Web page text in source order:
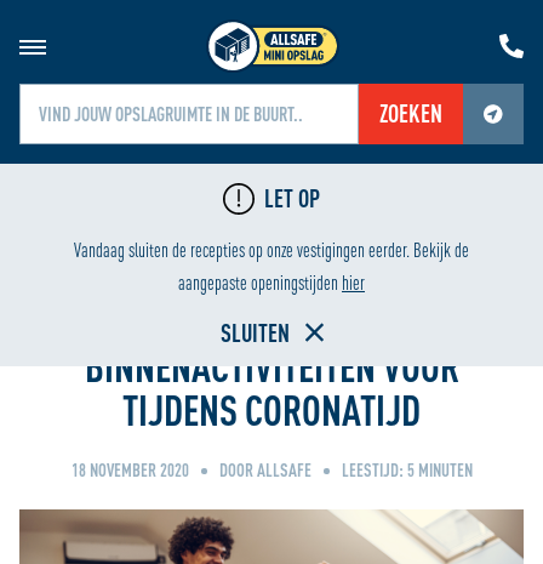
ZOEKEN
Jouw locatiediensten zijn uitgeschakeld.
Schakel jouw locatiediensten in om deze functie te gebruiken.
LET OP
Vandaag sluiten de recepties op onze vestigingen eerder. Bekijk de
aangepaste openingstijden hier
SLUITEN
LAAGSTE PRIJS
Home
BINNENACTIVITEITEN VOOR
TIJDENS CORONATIJD
18 NOVEMBER 2020 DOOR ALLSAFE LEESTIJD: 5 MINUTEN